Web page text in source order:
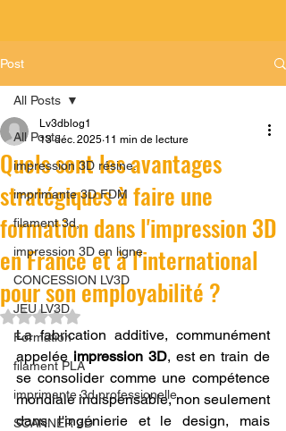
Post
All Posts
impression 3D résine.
imprimante 3D FDM
filament 3d,
impression 3D en ligne
CONCESSION LV3D
JEU LV3D
Formation
filament PLA
imprimante 3d professionelle
SCANNER 3D
All Posts
Quels sont les avantages
stratégiques à faire une
formation dans l'impression 3D
en France et à l'international
pour son employabilité ?
Lv3dblog1
13 déc. 2025 11 min de lecture
Noté NaN étoiles sur 5.
La fabrication additive, communément
appelée impression 3D, est en train de
se consolider comme une compétence
mondiale indispensable, non seulement
dans l'ingénierie et le design, mais